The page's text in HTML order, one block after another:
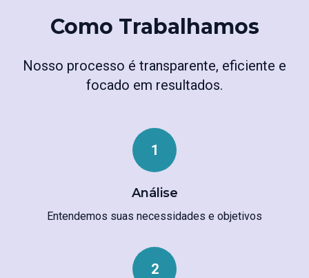
Como Trabalhamos
Nosso processo é transparente, eficiente e
focado em resultados.
1
Análise
Entendemos suas necessidades e objetivos
2